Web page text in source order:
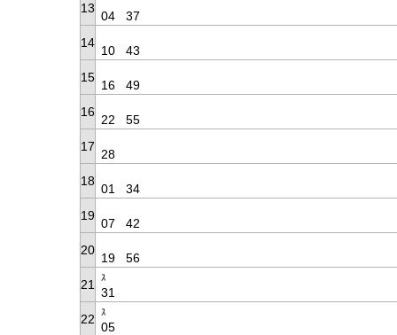
13
04
37
14
10
43
15
16
49
16
22
55
17
28
18
01
34
19
07
42
20
19
56
21
ｽ
31
22
ｽ
05